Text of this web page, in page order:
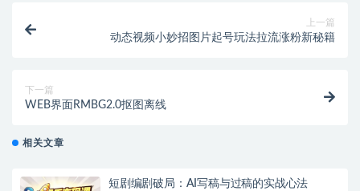
上一篇
动态视频小妙招图片起号玩法拉流涨粉新秘籍
下一篇
WEB界面RMBG2.0抠图离线
相关文章
短剧编剧破局：AI写稿与过稿的实战心法